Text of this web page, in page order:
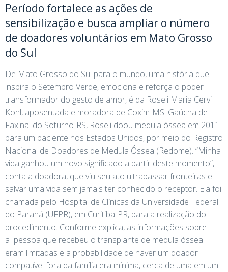
Período fortalece as ações de
sensibilização e busca ampliar o número
de doadores voluntários em Mato Grosso
do Sul
De Mato Grosso do Sul para o mundo, uma história que
inspira o Setembro Verde, emociona e reforça o poder
transformador do gesto de amor, é da Roseli Maria Cervi
Kohl, aposentada e moradora de Coxim-MS. Gaúcha de
Faxinal do Soturno-RS, Roseli doou medula óssea em 2011
para um paciente nos Estados Unidos, por meio do Registro
Nacional de Doadores de Medula Óssea (Redome). “Minha
vida ganhou um novo significado a partir deste momento”,
conta a doadora, que viu seu ato ultrapassar fronteiras e
salvar uma vida sem jamais ter conhecido o receptor. Ela foi
chamada pelo Hospital de Clínicas da Universidade Federal
do Paraná (UFPR), em Curitiba-PR, para a realização do
procedimento. Conforme explica, as informações sobre
a pessoa que recebeu o transplante de medula óssea
eram limitadas e a probabilidade de haver um doador
compatível fora da família era mínima, cerca de uma em um